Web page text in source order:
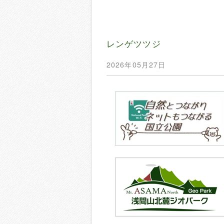
レンゲツツジ
2026年05月27日